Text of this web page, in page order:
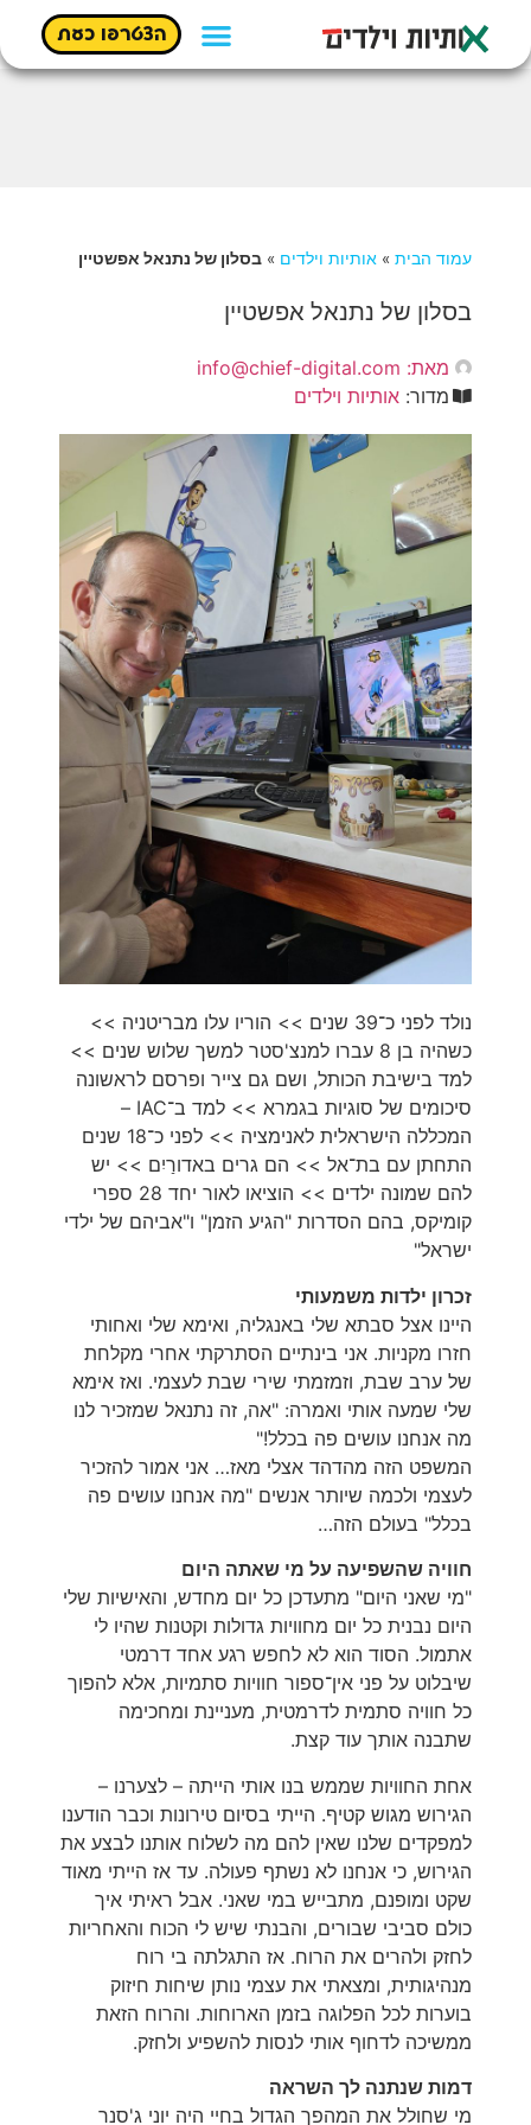
הצטרפו כעת
עמוד הבית » אותיות וילדים » בסלון של נתנאל אפשטיין
בסלון של נתנאל אפשטיין
מאת: info@chief-digital.com
מדור: אותיות וילדים
נולד לפני כ־39 שנים >> הוריו עלו מבריטניה >>
כשהיה בן 8 עברו למנצ'סטר למשך שלוש שנים >>
למד בישיבת הכותל, ושם גם צייר ופרסם לראשונה
סיכומים של סוגיות בגמרא >>
למד ב־IAC –
המכללה הישראלית לאנימציה >>
לפני כ־18 שנים
התחתן עם בת־אל >> הם גרים באדורַיִם >> יש
להם שמונה ילדים >>
הוציאו לאור יחד 28 ספרי
קומיקס, בהם הסדרות "הגיע הזמן" ו"אביהם של ילדי
ישראל"
זכרון ילדות משמעותי
היינו אצל סבתא שלי באנגליה, ואימא שלי ואחותי
חזרו מקניות. אני בינתיים הסתרקתי אחרי מקלחת
של ערב שבת, וזמזמתי שירי שבת לעצמי. ואז אימא
שלי שמעה אותי ואמרה: "אה, זה נתנאל שמזכיר לנו
מה אנחנו עושים פה בכלל!"
המשפט הזה מהדהד אצלי מאז… אני אמור להזכיר
לעצמי ולכמה שיותר אנשים "מה אנחנו עושים פה
בכלל" בעולם הזה…
חוויה שהשפיעה על מי שאתה היום
"מי שאני היום" מתעדכן כל יום מחדש, והאישיות שלי
היום נבנית כל יום מחוויות גדולות וקטנות שהיו לי
אתמול. הסוד הוא לא לחפש רגע אחד דרמטי
שיבלוט על פני אין־ספור חוויות סתמיות, אלא להפוך
כל חוויה סתמית לדרמטית, מעניינת ומחכימה
שתבנה אותך עוד קצת.
אחת החוויות שממש בנו אותי הייתה – לצערנו –
הגירוש מגוש קטיף. הייתי בסיום טירונות וכבר הודענו
למפקדים שלנו שאין להם מה לשלוח אותנו לבצע את
הגירוש, כי אנחנו לא נשתף פעולה. עד אז הייתי מאוד
שקט ומופנם, מתבייש במי שאני. אבל ראיתי איך
כולם סביבי שבורים, והבנתי שיש לי הכוח והאחריות
לחזק ולהרים את הרוח. אז התגלתה בי רוח
מנהיגותית, ומצאתי את עצמי נותן שיחות חיזוק
בוערות לכל הפלוגה בזמן הארוחות. והרוח הזאת
ממשיכה לדחוף אותי לנסות להשפיע ולחזק.
דמות שנתנה לך השראה
מי שחולל את המהפך הגדול בחיי היה יוני ג'סנר